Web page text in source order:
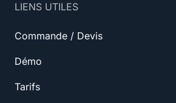
LIENS UTILES
Commande / Devis
Démo
Tarifs